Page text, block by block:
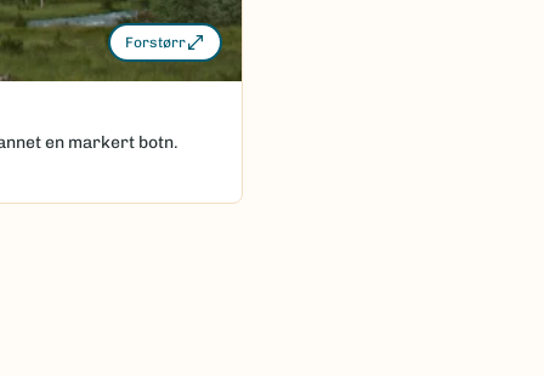
Forstørr
en markert botn.